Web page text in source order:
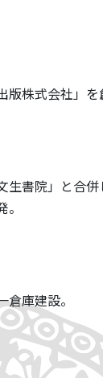
株式会社」を
生書院」と合
庫建設。